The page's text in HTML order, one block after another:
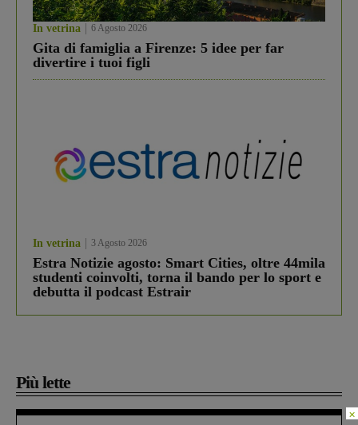
In vetrina 6 Agosto 2026
Gita di famiglia a Firenze: 5 idee per far
divertire i tuoi figli
In vetrina 3 Agosto 2026
Estra Notizie agosto: Smart Cities, oltre 44mila
studenti coinvolti, torna il bando per lo sport e
debutta il podcast Estrair
Più lette
×